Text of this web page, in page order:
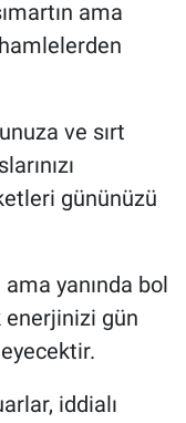
ama
ve sırt
gününüzü
ama yanında bol
enerjinizi gün
iddialı